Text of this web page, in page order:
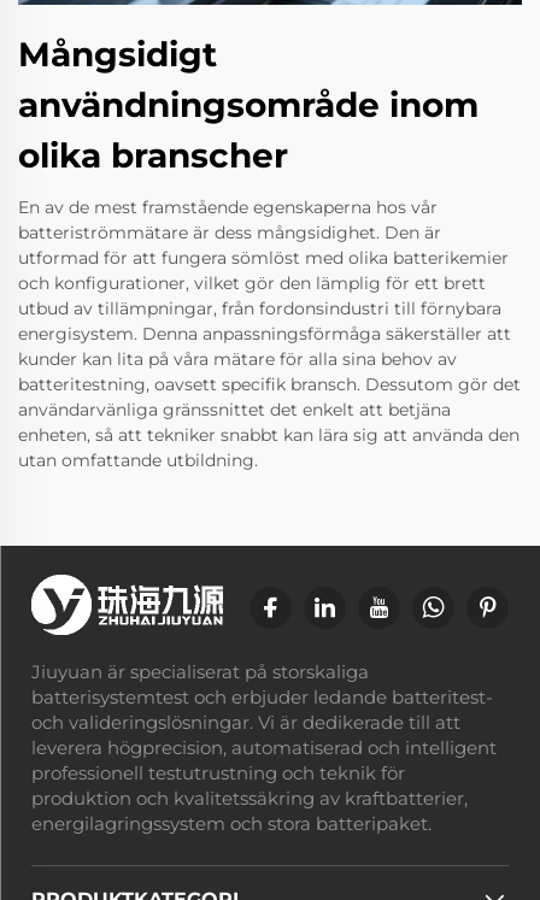
Mångsidigt
användningsområde inom
olika branscher
En av de mest framstående egenskaperna hos vår
batteriströmmätare är dess mångsidighet. Den är
utformad för att fungera sömlöst med olika batterikemier
och konfigurationer, vilket gör den lämplig för ett brett
utbud av tillämpningar, från fordonsindustri till förnybara
energisystem. Denna anpassningsförmåga säkerställer att
kunder kan lita på våra mätare för alla sina behov av
batteritestning, oavsett specifik bransch. Dessutom gör det
användarvänliga gränssnittet det enkelt att betjäna
enheten, så att tekniker snabbt kan lära sig att använda den
utan omfattande utbildning.
Jiuyuan är specialiserat på storskaliga
batterisystemtest och erbjuder ledande batteritest-
och valideringslösningar. Vi är dedikerade till att
leverera högprecision, automatiserad och intelligent
professionell testutrustning och teknik för
produktion och kvalitetssäkring av kraftbatterier,
energilagringssystem och stora batteripaket.